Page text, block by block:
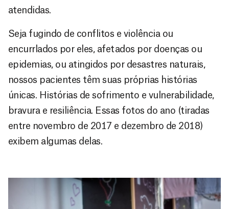
atendidas.
Seja fugindo de conflitos e violência ou
encurrlados por eles, afetados por doenças ou
epidemias, ou atingidos por desastres naturais,
nossos pacientes têm suas próprias histórias
únicas. Histórias de sofrimento e vulnerabilidade,
bravura e resiliência. Essas fotos do ano (tiradas
entre novembro de 2017 e dezembro de 2018)
exibem algumas delas.